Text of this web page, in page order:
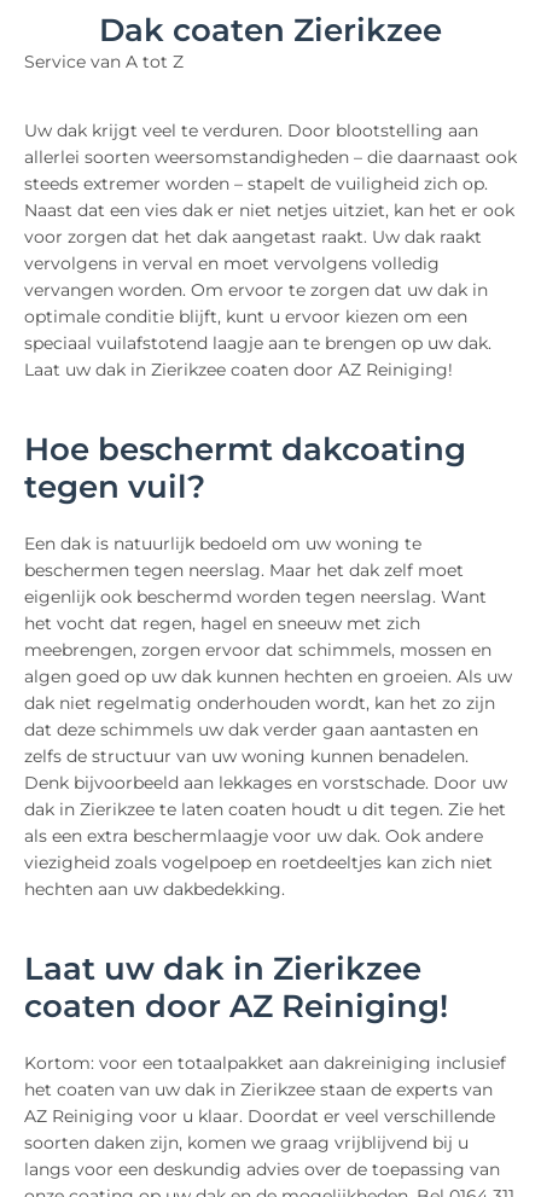
Dak coaten Zierikzee
Service van A tot Z
Uw dak krijgt veel te verduren. Door blootstelling aan
allerlei soorten weersomstandigheden – die daarnaast ook
steeds extremer worden – stapelt de vuiligheid zich op.
Naast dat een vies dak er niet netjes uitziet, kan het er ook
voor zorgen dat het dak aangetast raakt. Uw dak raakt
vervolgens in verval en moet vervolgens volledig
vervangen worden. Om ervoor te zorgen dat uw dak in
optimale conditie blijft, kunt u ervoor kiezen om een
speciaal vuilafstotend laagje aan te brengen op uw dak.
Laat uw dak in Zierikzee coaten door AZ Reiniging!
Hoe beschermt dakcoating
tegen vuil?
Een dak is natuurlijk bedoeld om uw woning te
beschermen tegen neerslag. Maar het dak zelf moet
eigenlijk ook beschermd worden tegen neerslag. Want
het vocht dat regen, hagel en sneeuw met zich
meebrengen, zorgen ervoor dat schimmels, mossen en
algen goed op uw dak kunnen hechten en groeien. Als uw
dak niet regelmatig onderhouden wordt, kan het zo zijn
dat deze schimmels uw dak verder gaan aantasten en
zelfs de structuur van uw woning kunnen benadelen.
Denk bijvoorbeeld aan lekkages en vorstschade. Door uw
dak in Zierikzee te laten coaten houdt u dit tegen. Zie het
als een extra beschermlaagje voor uw dak. Ook andere
viezigheid zoals vogelpoep en roetdeeltjes kan zich niet
hechten aan uw dakbedekking.
Laat uw dak in Zierikzee
coaten door AZ Reiniging!
Kortom: voor een totaalpakket aan dakreiniging inclusief
het coaten van uw dak in Zierikzee staan de experts van
AZ Reiniging voor u klaar. Doordat er veel verschillende
soorten daken zijn, komen we graag vrijblijvend bij u
langs voor een deskundig advies over de toepassing van